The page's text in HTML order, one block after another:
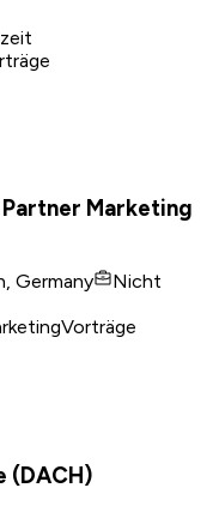
Marketing
Germany
Nicht
Vorträge
(DACH)